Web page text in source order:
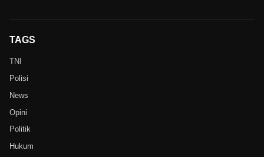
TAGS
TNI
Polisi
News
Opini
Politik
Hukum